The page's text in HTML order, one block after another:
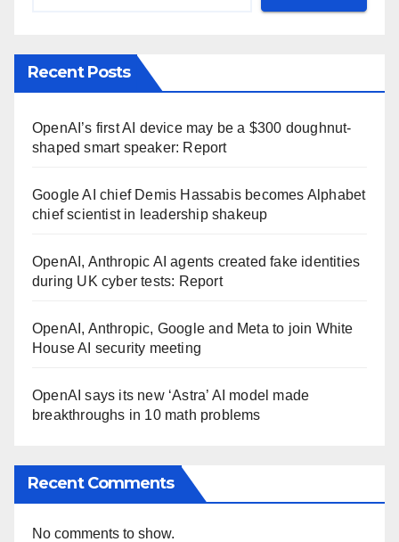
Recent Posts
OpenAI’s first AI device may be a $300 doughnut-
shaped smart speaker: Report
Google AI chief Demis Hassabis becomes Alphabet
chief scientist in leadership shakeup
OpenAI, Anthropic AI agents created fake identities
during UK cyber tests: Report
OpenAI, Anthropic, Google and Meta to join White
House AI security meeting
OpenAI says its new ‘Astra’ AI model made
breakthroughs in 10 math problems
Recent Comments
No comments to show.